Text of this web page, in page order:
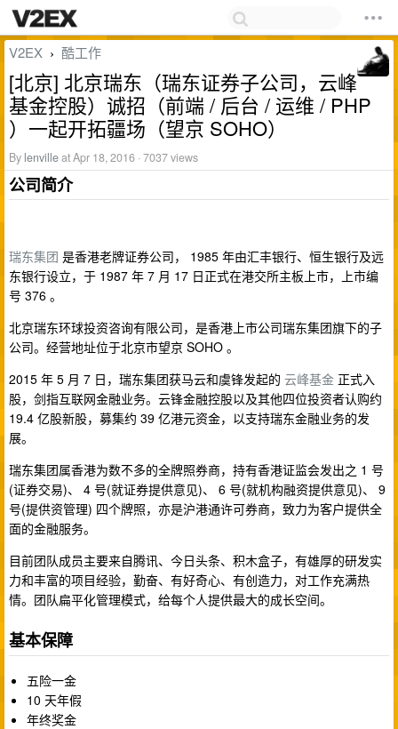
V2EX › 酷工作
[北京] 北京瑞东（瑞东证券子公司，云峰
基金控股）诚招（前端 / 后台 / 运维 / PHP
）一起开拓疆场（望京 SOHO）
By lenvilleat Apr 18, 2016 · 7037 views
公司简介
瑞东集团 是香港老牌证券公司， 1985 年由汇丰银行、恒生银行及远
东银行设立，于 1987 年 7 月 17 日正式在港交所主板上市，上市编
号 376 。
北京瑞东环球投资咨询有限公司，是香港上市公司瑞东集团旗下的子
公司。经营地址位于北京市望京 SOHO 。
2015 年 5 月 7 日，瑞东集团获马云和虞锋发起的 云峰基金 正式入
股，剑指互联网金融业务。云锋金融控股以及其他四位投资者认购约
19.4 亿股新股，募集约 39 亿港元资金，以支持瑞东金融业务的发
展。
瑞东集团属香港为数不多的全牌照券商，持有香港证监会发出之 1 号
(证券交易)、 4 号(就证券提供意见)、 6 号(就机构融资提供意见)、 9
号(提供资管理) 四个牌照，亦是沪港通许可券商，致力为客户提供全
面的金融服务。
目前团队成员主要来自腾讯、今日头条、积木盒子，有雄厚的研发实
力和丰富的项目经验，勤奋、有好奇心、有创造力，对工作充满热
情。团队扁平化管理模式，给每个人提供最大的成长空间。
基本保障
五险一金
10 天年假
年终奖金